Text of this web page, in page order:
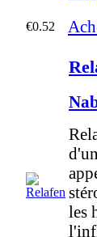
€0.52
les